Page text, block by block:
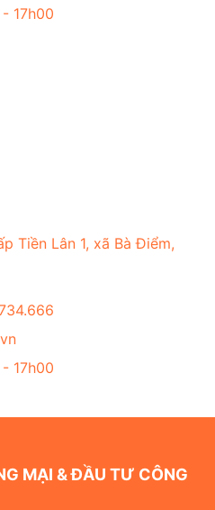
17h00
Tiền Lân 1, xã Bà Điểm,
17h00
MẠI & ĐẦU TƯ CÔNG